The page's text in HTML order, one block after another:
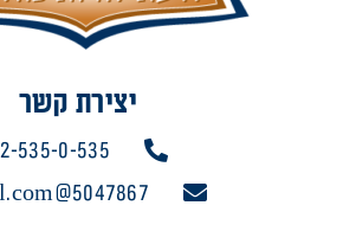
יצירת קשר
535-0-535
5047867@gmail.com